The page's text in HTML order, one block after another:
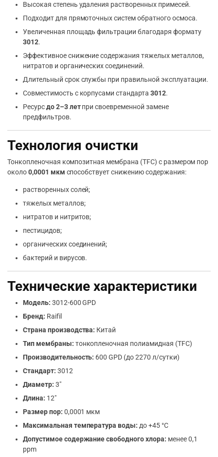
Высокая степень удаления растворенных примесей.
Подходит для прямоточных систем обратного осмоса.
Увеличенная площадь фильтрации благодаря формату
3012.
Эффективное снижение содержания тяжелых металлов,
нитратов и органических соединений.
Длительный срок службы при правильной эксплуатации.
Совместимость с корпусами стандарта 3012.
Ресурсдо 2–3 летпри своевременной замене
предфильтров.
Технология очистки
Тонкопленочная композитная мембрана (TFC) с размером пор
около0,0001 мкм способствует снижению содержания:
растворенных солей;
тяжелых металлов;
нитратов и нитритов;
пестицидов;
органических соединений;
бактерий и вирусов.
Технические характеристики
Модель: 3012-600 GPD
Бренд: Raifil
Страна производства: Китай
Тип мембраны: тонкопленочная полиамидная (TFC)
Производительность: 600 GPD (до 2270 л/сутки)
Стандарт: 3012
Диаметр: 3″
Длина: 12″
Размер пор: 0,0001 мкм
Максимальная температура воды: до +45 °C
Допустимое содержание свободного хлора: менее 0,1
ppm